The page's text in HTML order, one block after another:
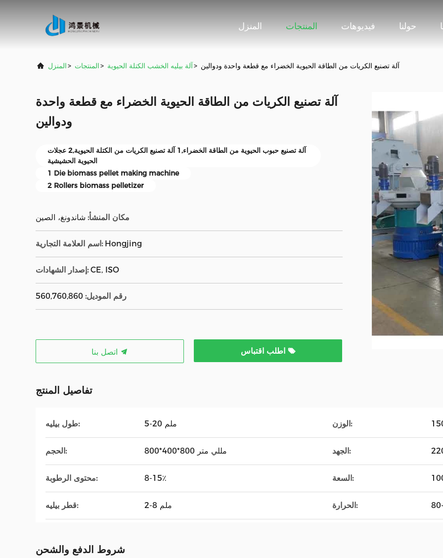
المنزل المنتجات فيديوهات حولنا
المنزل> المنتجات> آلة بيليه الخشب الكتلة الحيوية> آلة تصنيع الكريات من الطاقة الحيوية الخضراء مع قطعة واحدة ودوالين
آلة تصنيع الكريات من الطاقة الحيوية الخضراء مع قطعة واحدة
ودوالين
آلة تصنيع حبوب الحيوية من الطاقة الخضراء,1 آلة تصنيع الكريات من الكتلة الحيوية,2 عجلات
الحيوية الحشيشية
1 Die biomass pellet making machine
2 Rollers biomass pelletizer
مكان المنشأ: شاندونغ، الصين
اسم العلامة التجارية: Hongjing
إصدار الشهادات: CE, ISO
رقم الموديل: 560,760,860
اطلب اقتباس
تفاصيل المنتج
طول بيليه: 5-20 ملم الوزن:
الحجم: 800*400*800 مللي متر الجهد:
محتوى الرطوبة: 8-15٪ السعة:
قطر بيليه: 2-8 ملم الحرارة:
شروط الدفع والشحن